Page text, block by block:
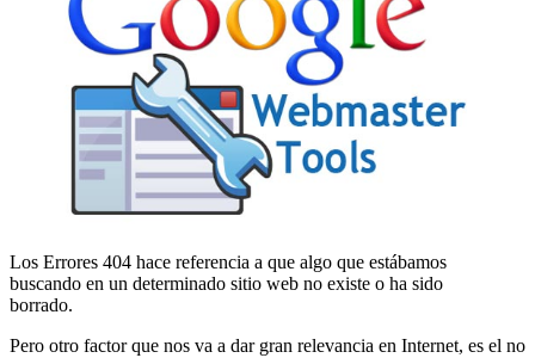
Los Errores 404 hace referencia a que algo que estábamos
buscando en un determinado sitio web no existe o ha sido
borrado.
Pero otro factor que nos va a dar gran relevancia en Internet, es el no